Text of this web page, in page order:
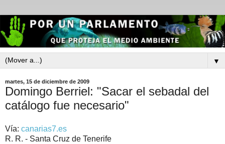
▼
martes, 15 de diciembre de 2009
Domingo Berriel: "Sacar el sebadal del
catálogo fue necesario"
Vía: canarias7.es
R. R. - Santa Cruz de Tenerife